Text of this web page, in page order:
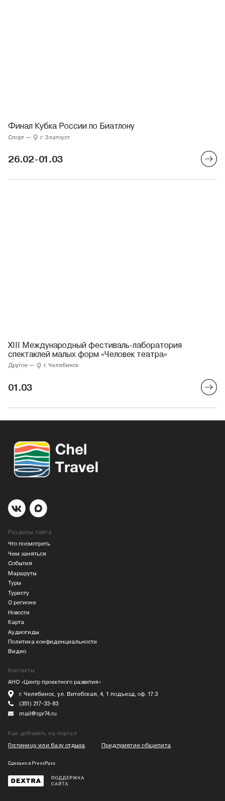
Финал Кубка России по Биатлону
Спорт — г. Златоуст
26.02-01.03
XIII Международный фестиваль-лаборатория
спектаклей малых форм «Человек театра»
Другое — г. Челябинск
01.03
Разделы сайта
Что посмотреть
Чем заняться
События
Маршруты
Туры
Туристу
О регионе
Новости
Карта
Аудиогиды
Политика конфиденциальности
Видео
Контакты
АНО «Центр проектного развития»
г. Челябинск, ул. Витебская, 4, 1 подъезд, оф. 17.3
(351) 217-33-83
mail@cpr74.ru
Как добавить на портал
Гостиницу или базу отдыха
Предприятие общепита
Сделано в PressPass